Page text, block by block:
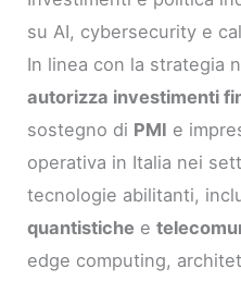
su AI, cybersecurity e
In linea con la strategia
autorizza investimenti
sostegno di PMI e
operativa in Italia nei
tecnologie abilitanti,
quantistiche e
edge computing,